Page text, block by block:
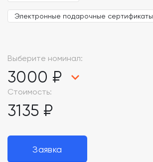
Электронные подарочные сертификаты
Выберите номинал:
3000 ₽
Стоимость:
3135 ₽
Заявка